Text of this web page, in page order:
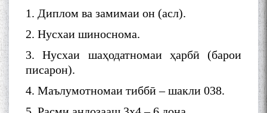
1. Диплом ва замимаи он (асл).
2. Нусхаи шиноснома.
3. Нусхаи шаҳодатномаи ҳарбӣ (барои
писарон).
4. Маълумотномаи тиббӣ – шакли 038.
The Persian Gulf Beautiful
poetry from Устод Мумин
Қаноат (Ustod Mumin Qanoat)
and Master Mehryar
Mehrafarin about the conflict